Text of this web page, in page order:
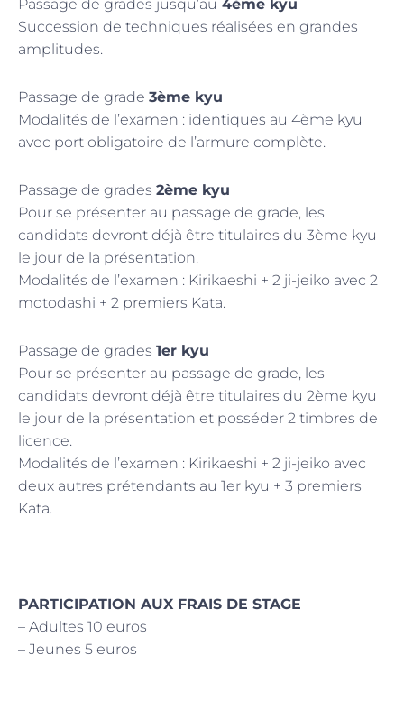
Passage de grades jusqu’au 4ème kyu
Succession de techniques réalisées en grandes
amplitudes.
Passage de grade 3ème kyu
Modalités de l’examen : identiques au 4ème kyu
avec port obligatoire de l’armure complète.
Passage de grades 2ème kyu
Pour se présenter au passage de grade, les
candidats devront déjà être titulaires du 3ème kyu
le jour de la présentation.
Modalités de l’examen : Kirikaeshi + 2 ji-jeiko avec 2
motodashi + 2 premiers Kata.
Passage de grades 1er kyu
Pour se présenter au passage de grade, les
candidats devront déjà être titulaires du 2ème kyu
le jour de la présentation et posséder 2 timbres de
licence.
Modalités de l’examen : Kirikaeshi + 2 ji-jeiko avec
deux autres prétendants au 1er kyu + 3 premiers
Kata.
PARTICIPATION AUX FRAIS DE STAGE
– Adultes 10 euros
– Jeunes 5 euros